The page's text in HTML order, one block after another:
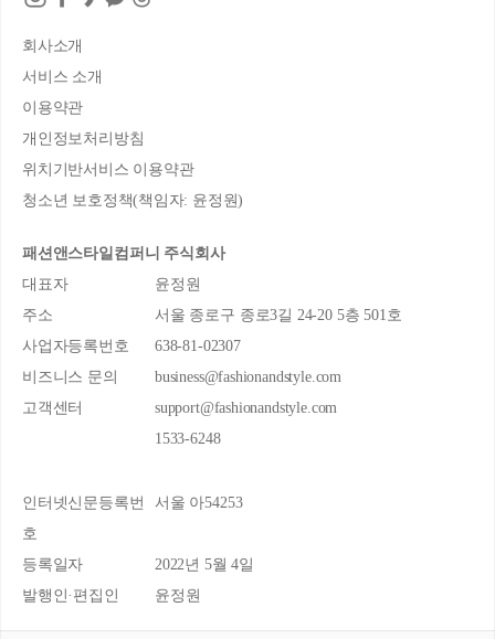
회사소개
서비스 소개
이용약관
개인정보처리방침
위치기반서비스 이용약관
청소년 보호정책(책임자: 윤정원)
패션앤스타일컴퍼니 주식회사
대표자
윤정원
주소
서울 종로구 종로3길 24-20 5층 501호
사업자등록번호
638-81-02307
비즈니스 문의
business@fashionandstyle.com
고객센터
support@fashionandstyle.com
1533-6248
인터넷신문등록번
호
서울 아54253
등록일자
2022년 5월 4일
발행인·편집인
윤정원